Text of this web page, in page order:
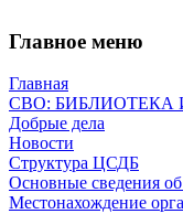
Главное меню
Главная
СВО:
Добрые дела
Новости
Структура ЦСДБ
Основные сведения
Местонахождение